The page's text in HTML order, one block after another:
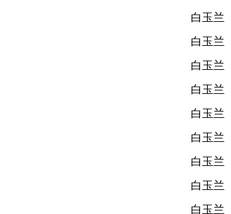
白玉兰
白玉兰
白玉兰
白玉兰
白玉兰
白玉兰
白玉兰
白玉兰
白玉兰